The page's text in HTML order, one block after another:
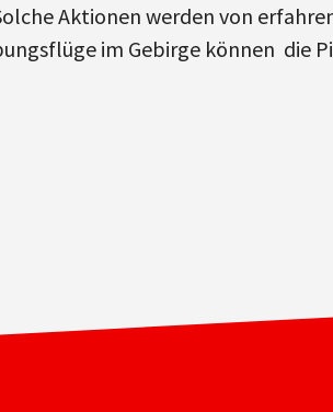
Aktionen werden von
im Gebirge können die